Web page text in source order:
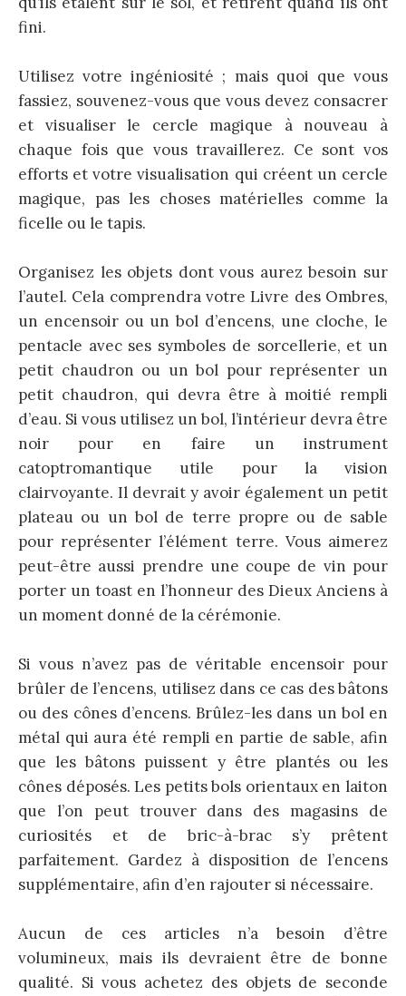
fini.
Utilisez votre ingéniosité ; mais quoi que vous
fassiez, souvenez-vous que vous devez consacrer
et visualiser le cercle magique à nouveau à
chaque fois que vous travaillerez. Ce sont vos
efforts et votre visualisation qui créent un cercle
magique, pas les choses matérielles comme la
ficelle ou le tapis.
Organisez les objets dont vous aurez besoin sur
l’autel. Cela comprendra votre Livre des Ombres,
un encensoir ou un bol d’encens, une cloche, le
pentacle avec ses symboles de sorcellerie, et un
petit chaudron ou un bol pour représenter un
petit chaudron, qui devra être à moitié rempli
d’eau. Si vous utilisez un bol, l’intérieur devra être
noir pour en faire un instrument
catoptromantique utile pour la vision
clairvoyante. Il devrait y avoir également un petit
plateau ou un bol de terre propre ou de sable
pour représenter l’élément terre. Vous aimerez
peut-être aussi prendre une coupe de vin pour
porter un toast en l’honneur des Dieux Anciens à
un moment donné de la cérémonie.
Si vous n’avez pas de véritable encensoir pour
brûler de l’encens, utilisez dans ce cas des bâtons
ou des cônes d’encens. Brûlez-les dans un bol en
métal qui aura été rempli en partie de sable, afin
que les bâtons puissent y être plantés ou les
cônes déposés. Les petits bols orientaux en laiton
que l’on peut trouver dans des magasins de
curiosités et de bric-à-brac s’y prêtent
parfaitement. Gardez à disposition de l’encens
supplémentaire, afin d’en rajouter si nécessaire.
Aucun de ces articles n’a besoin d’être
volumineux, mais ils devraient être de bonne
qualité. Si vous achetez des objets de seconde